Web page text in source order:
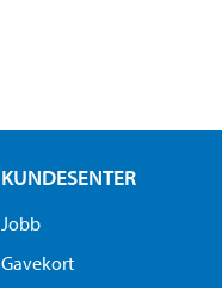
KUNDESENTER
Jobb
Gavekort